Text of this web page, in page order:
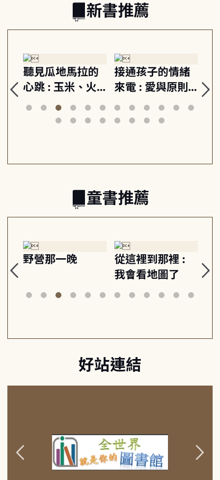
新書推薦
聽見瓜地馬拉的
心跳 : 玉米、火
山與信仰, 外交官
筆下的現代馬雅
接通孩子的情緒
來電 : 愛與原則,
建立教養的安定
節奏 22個行動練
關
童書推薦
野營那一晚
從這裡到那裡 :
我會看地圖了
美
好站連結